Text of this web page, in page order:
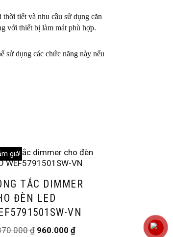
tiết và nhu cầu sử dụng căn
với thiết bị làm mát phù hợp.
sử dụng các chức năng này nếu
giá!
TẮC DIMMER
ĐÈN LED
VN
₫ 960.000 ₫